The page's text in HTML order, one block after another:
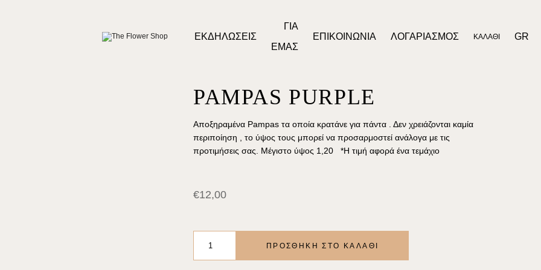
ΕΚΔΗΛΏΣΕΙΣ
ΓΙΑ
ΕΜΆΣ
ΕΠΙΚΟΙΝΩΝΊΑ ΛΟΓΑΡΙΑΣΜΌΣ ΚΑΛΆΘΙ GR
PAMPAS PURPLE
Aποξηραμένα Pampas τα οποία κρατάνε για πάντα . Δεν χρειάζονται καμία
περιποίηση , το ύψος τους μπορεί να προσαρμοστεί ανάλογα με τις
προτιμήσεις σας. Μέγιστο ύψος 1,20 *Η τιμή αφορά ένα τεμάχιο
€12,00
PURPLE
ΠΡΟΣΘΉΚΗ ΣΤΟ ΚΑΛΆΘΙ